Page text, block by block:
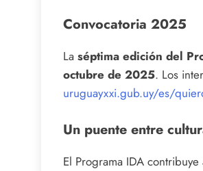
Convocatoria 2025
La séptima edición del
octubre de 2025. Los
uruguayxxi.gub.uy/es/
Un puente entre
El Programa IDA contribuye